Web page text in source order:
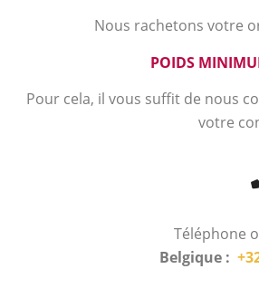
Nous rachetons votre
POIDS
Pour cela, il vous suffit de nous
votre
Téléphone
Belgique :